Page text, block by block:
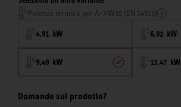
Potenza termica per A-7/W35 (EN 14511)
4,91 kW 6,92 kW
9,49 kW 12,47 kW
Domande sul prodotto?